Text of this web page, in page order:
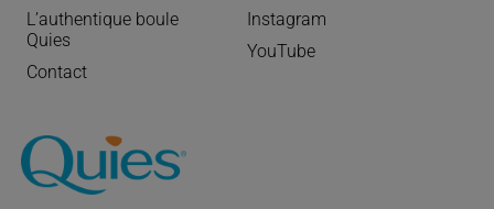
L’authentique boule
Quies
Contact
Instagram
YouTube